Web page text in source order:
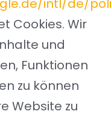
intl/de/
Cookies. Wir
und
Funktionen
zu können
Website zu